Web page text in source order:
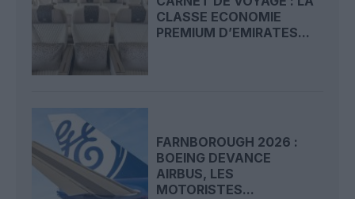
CLASSE ECONOMIE
PREMIUM D’EMIRATES...
FARNBOROUGH 2026 :
BOEING DEVANCE
AIRBUS, LES
MOTORISTES...